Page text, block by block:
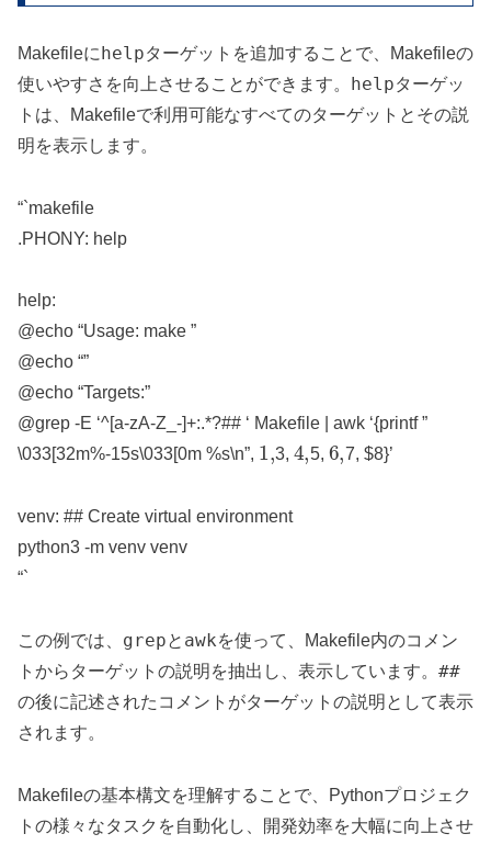
Makefileにhelpターゲットを追加することで、Makefileの
使いやすさを向上させることができます。 helpターゲッ
トは、Makefileで利用可能なすべてのターゲットとその説
明を表示します。
“`makefile
.PHONY: help
help:
@echo “Usage: make ”
@echo “”
@echo “Targets:”
@grep -E ‘^[a-zA-Z_-]+:.*?## ‘ Makefile | awk ‘{printf ”
\033[32m%-15s\033[0m %s\n”,
1
3,
4
5,
6 ,
7, $8}’
venv: ## Create virtual environment
python3 -m venv venv
“`
この例では、 grepと awkを使って、Makefile内のコメン
トからターゲットの説明を抽出し、表示しています。 ##
の後に記述されたコメントがターゲットの説明として表示
されます。
Makefileの基本構文を理解することで、Pythonプロジェク
トの様々なタスクを自動化し、開発効率を大幅に向上させ